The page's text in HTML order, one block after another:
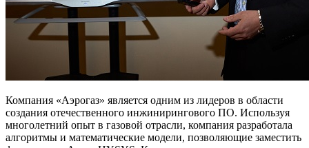
Компания «Аэрогаз» является одним из лидеров в области
создания отечественного инжинирингового ПО. Используя
многолетний опыт в газовой отрасли, компания разработала
алгоритмы и математические модели, позволяющие заместить